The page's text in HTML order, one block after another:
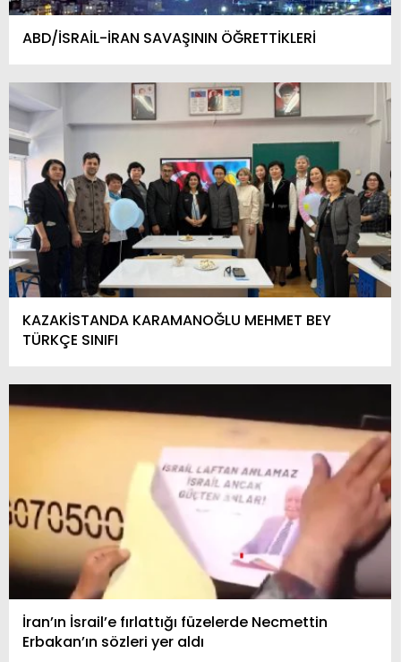
ABD/İSRAİL-İRAN SAVAŞININ ÖĞRETTİKLERİ
KAZAKİSTANDA KARAMANOĞLU MEHMET BEY
TÜRKÇE SINIFI
İran’ın İsrail’e fırlattığı füzelerde Necmettin
Erbakan’ın sözleri yer aldı